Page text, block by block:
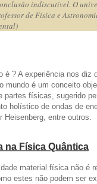
indiscutível. O
de Física e
é ? A experiência nos
mundo é um conceito
partes físicas, sugerido
holístico de ondas de
entre outros.
na Física Quântica
material física não é
estes não podem ser